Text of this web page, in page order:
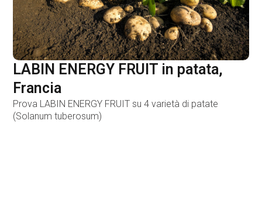
LABIN ENERGY FRUIT in patata,
Francia
Prova LABIN ENERGY FRUIT su 4 varietà di patate
(Solanum tuberosum)